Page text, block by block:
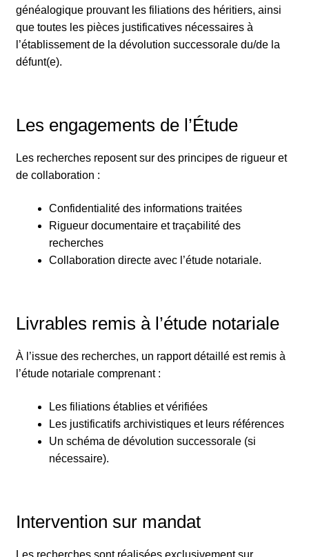
généalogique prouvant les filiations des héritiers, ainsi
que toutes les pièces justificatives nécessaires à
l’établissement de la dévolution successorale du/de la
défunt(e).
Les engagements de l’Étude
Les recherches reposent sur des principes de rigueur et
de collaboration :
Confidentialité des informations traitées
Rigueur documentaire et traçabilité des
recherches
Collaboration directe avec l’étude notariale.
Livrables remis à l’étude notariale
À l’issue des recherches, un rapport détaillé est remis à
l’étude notariale comprenant :
Les filiations établies et vérifiées
Les justificatifs archivistiques et leurs références
Un schéma de dévolution successorale (si
nécessaire).
Intervention sur mandat